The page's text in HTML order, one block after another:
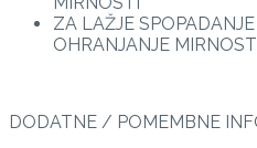
ZA LAŽJE
OHRANJANJE
DODATNE / POMEMBNE